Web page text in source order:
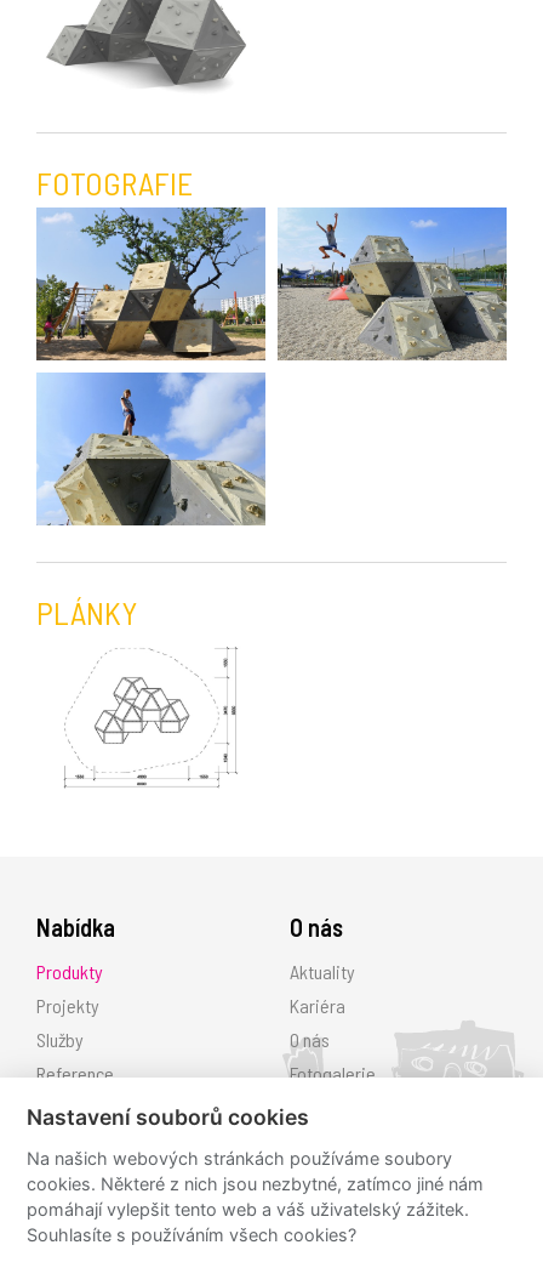
FOTOGRAFIE
PLÁNKY
Nabídka
Produkty
Projekty
Služby
Reference
O nás
Aktuality
Kariéra
O nás
Fotogalerie
Ke stažení
Sledujte nás
Nastavení souborů cookies
Na našich webových stránkách používáme soubory
cookies. Některé z nich jsou nezbytné, zatímco jiné nám
pomáhají vylepšit tento web a váš uživatelský zážitek.
Souhlasíte s používáním všech cookies?